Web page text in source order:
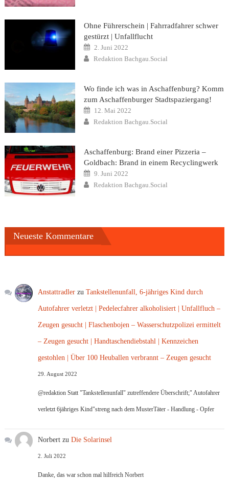
Ohne Führerschein | Fahrradfahrer schwer
gestürzt | Unfallflucht
Posted
on
2. Juni 2022
Author
Redaktion Bachgau.Social
Wo finde ich was in Aschaffenburg? Komm
zum Aschaffenburger Stadtspaziergang!
Posted
on
12. Mai 2022
Author
Redaktion Bachgau.Social
Aschaffenburg: Brand einer Pizzeria –
Goldbach: Brand in einem Recyclingwerk
Posted
on
9. Juni 2022
Author
Redaktion Bachgau.Social
Neueste Kommentare
Anstattradler zuTankstellenunfall, 6-jähriges Kind durch
Autofahrer verletzt | Pedelecfahrer alkoholisiert | Unfallfluch –
Zeugen gesucht | Flaschenbojen – Wasserschutzpolizei ermittelt
– Zeugen gesucht | Handtaschendiebstahl | Kennzeichen
gestohlen | Über 100 Heuballen verbrannt – Zeugen gesucht
29. August 2022
@redaktion Statt "Tankstellenunfall" zutreffendere Überschrift;" Autofahrer
verletzt 6jähriges Kind"streng nach dem MusterTäter - Handlung - Opfer
Norbert zuDie Solarinsel
2. Juli 2022
Danke, das war schon mal hilfreich Norbert